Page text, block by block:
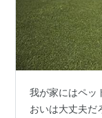
我が家にはペッ
おいは大丈夫だ